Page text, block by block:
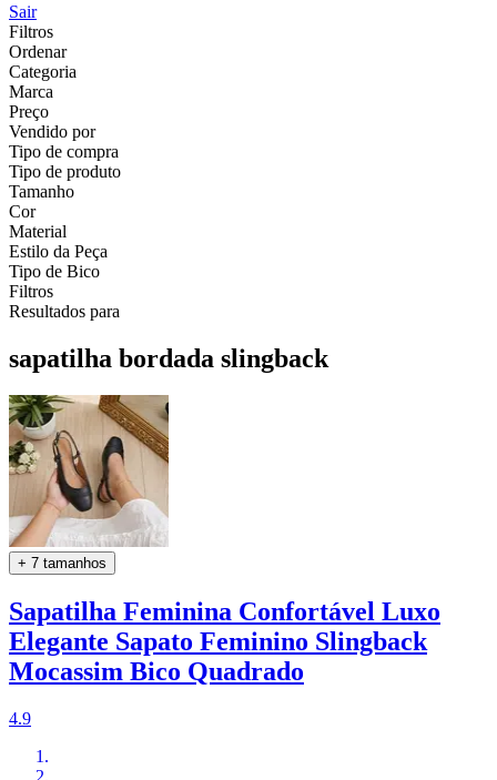
Sair
Filtros
Ordenar
Categoria
Marca
Preço
Vendido por
Tipo de compra
Tipo de produto
Tamanho
Cor
Material
Estilo da Peça
Tipo de Bico
Filtros
Resultados para
sapatilha bordada slingback
+ 7 tamanhos
Sapatilha Feminina Confortável Luxo
Elegante Sapato Feminino Slingback
Mocassim Bico Quadrado
4.9